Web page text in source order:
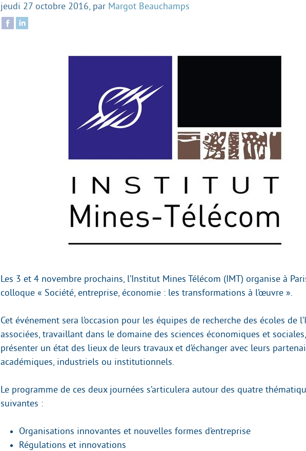
jeudi 27 octobre 2016 par Margot Beauchamps
Les 3 et 4 novembre prochains, l’Institut Mines Télécom (IMT) organise à
colloque « Société, entreprise, économie : les transformations à l’œuvre ».
Cet événement sera l’occasion pour les équipes de recherche des écoles de
associées, travaillant dans le domaine des sciences économiques et
présenter un état des lieux de leurs travaux et d’échanger avec leurs
académiques, industriels ou institutionnels.
Le programme de ces deux journées s’articulera autour des quatre
suivantes :
Organisations innovantes et nouvelles formes d’entreprise
Régulations et innovations